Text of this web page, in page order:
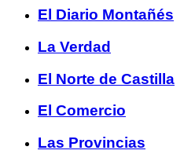
El Diario Montañés
La Verdad
El Norte de Castilla
El Comercio
Las Provincias